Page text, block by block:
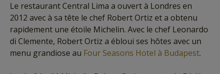
Le restaurant Central Lima a ouvert à Londres en
2012 avec à sa tête le chef Robert Ortiz et a obtenu
rapidement une étoile Michelin. Avec le chef Leonardo
di Clemente, Robert Ortiz a ébloui ses hôtes avec un
menu grandiose au Four Seasons Hotel à Budapest.